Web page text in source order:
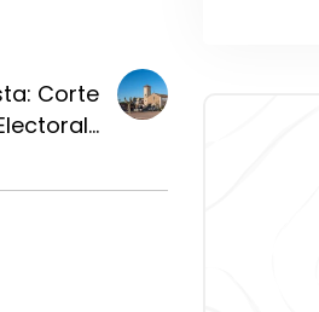
Corte